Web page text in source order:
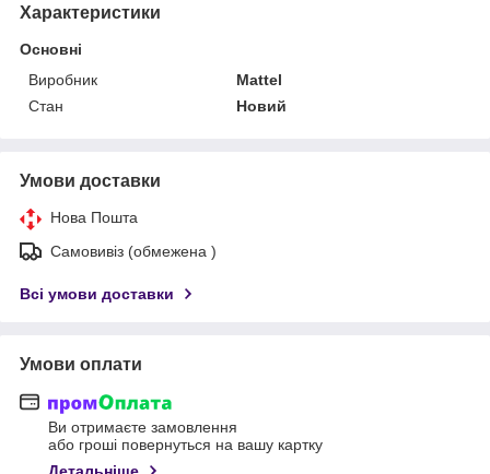
Характеристики
Основні
Виробник
Mattel
Стан
Новий
Умови доставки
Нова Пошта
Самовивіз (обмежена )
Всі умови доставки
Умови оплати
Ви отримаєте замовлення
або гроші повернуться на вашу картку